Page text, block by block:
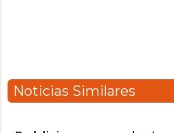
Noticias Similares